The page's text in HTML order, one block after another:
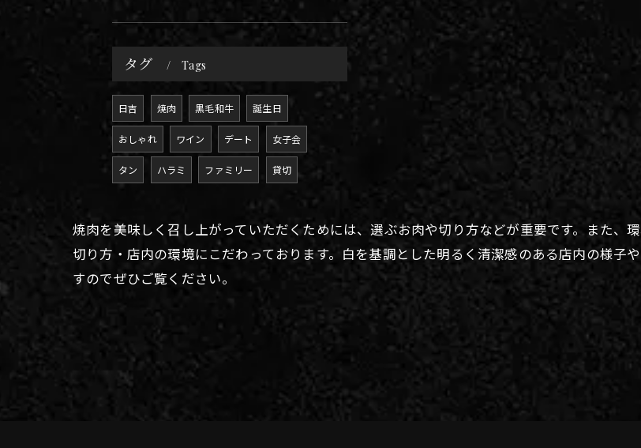
タグ Tags
日吉 焼肉 黒毛和牛 誕生日
おしゃれ ワイン デート 女子会
タン ハラミ ファミリー 貸切
焼肉を美味しく召し上がっていただくためには、選ぶお肉や切り方などが重要です。また、
切り方・店内の環境にこだわっております。白を基調とした明るく清潔感のある店内の様子
すのでぜひご覧ください。